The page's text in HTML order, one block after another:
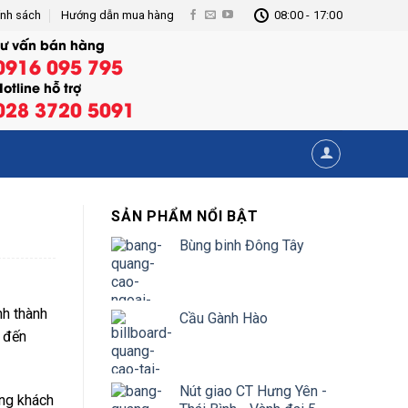
sách Hướng dẫn mua hàng 08:00 - 17:00
vấn bán hàng
095 795
hỗ trợ
3720 5091
thành
khách
SẢN PHẨM NỔI BẬT
Bùng binh Đông Tây
Cầu Gành Hào
Nút giao CT Hưng Yên -